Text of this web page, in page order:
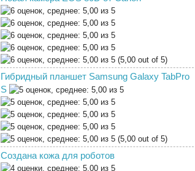
(5,00 out of 5)
Гибридный планшет Samsung Galaxy TabPro
S
(5,00 out of 5)
Создана кожа для роботов